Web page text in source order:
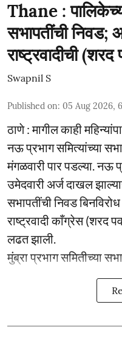
Thane :
सभापतींची निवड;
राष्ट्रवादीची (शरद
Swapnil S
Published on: 05 Aug 2026,
ठाणे : मागील काही
नऊ प्रभाग समित्यांच्या
मंगळवारी पार पडल्या. नऊ
उमेदवारी अर्ज दाखल
सभापतींची निवड
राष्ट्रवादी काँग्रेस (शरद
लढत झाली.
मुंब्रा प्रभाग समितीच्या